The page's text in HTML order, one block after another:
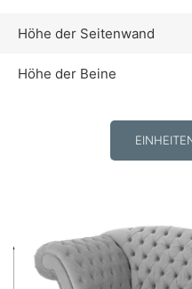
Höhe der Seitenwand
Höhe der Beine